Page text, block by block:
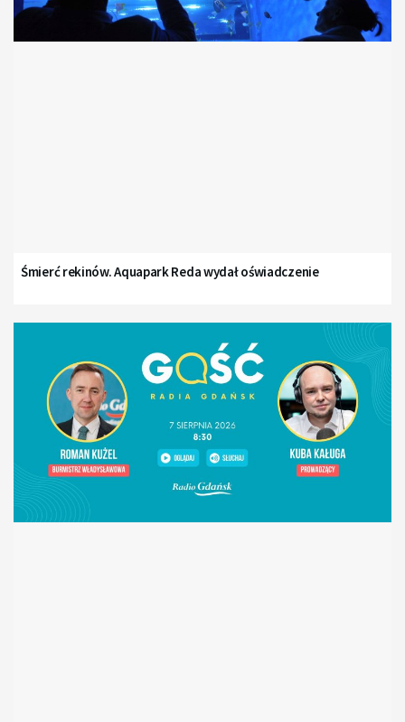
Śmierć rekinów. Aquapark Reda wydał oświadczenie